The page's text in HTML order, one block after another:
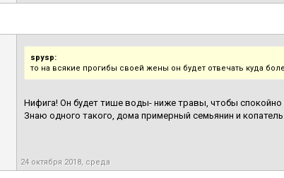
spysp:
то на всякие прогибы своей жены он будет отвечать куда
Нифига! Он будет тише воды- ниже травы, чтобы
Знаю одного такого, дома примерный семьянин и
24 октября 2018, среда